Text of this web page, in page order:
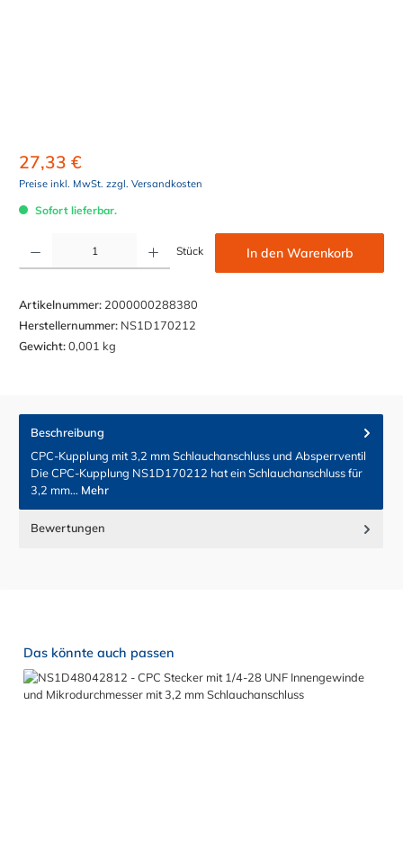
27,33 €
Preise inkl. MwSt. zzgl. Versandkosten
Sofort lieferbar.
Stück In den Warenkorb
Artikelnummer: 2000000288380
Herstellernummer: NS1D170212
Gewicht:0,001 kg
Beschreibung
CPC-Kupplung mit 3,2 mm Schlauchanschluss und Absperrventil
Die CPC-Kupplung NS1D170212 hat ein Schlauchanschluss für
3,2 mm… Mehr
Bewertungen
Produktgalerie überspringen
Das könnte auch passen